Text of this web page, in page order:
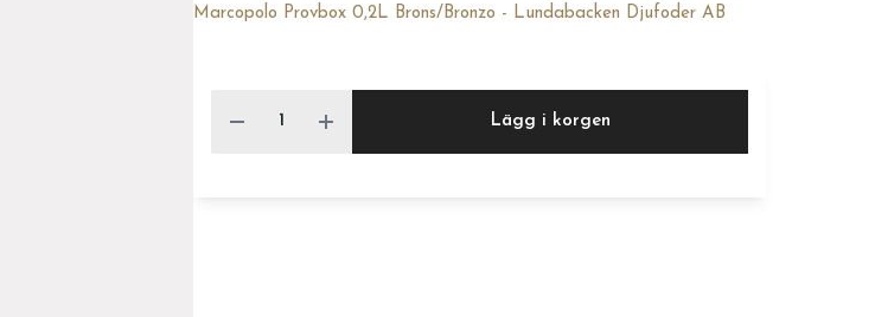
Marcopolo Provbox 0,2L Brons/Bronzo - Lundabacken Djufoder AB
Lägg i korgen